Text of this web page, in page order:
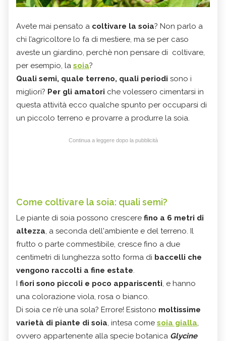
Avete mai pensato a coltivare la soia? Non parlo a
chi l’agricoltore lo fa di mestiere, ma se per caso
aveste un giardino, perchè non pensare di coltivare,
per esempio, la soia?
Quali semi, quale terreno, quali periodi sono i
migliori? Per gli amatori che volessero cimentarsi in
questa attività ecco qualche spunto per occuparsi di
un piccolo terreno e provarre a produrre la soia.
Continua a leggere dopo la pubblicità
Come coltivare la soia: quali semi?
Le piante di soia possono crescere fino a 6 metri di
altezza, a seconda dell'ambiente e del terreno. Il
frutto o parte commestibile, cresce fino a due
centimetri di lunghezza sotto forma di baccelli che
vengono raccolti a fine estate.
I fiori sono piccoli e poco appariscenti, e hanno
una colorazione viola, rosa o bianco.
Di soia ce n’è una sola? Errore! Esistono moltissime
varietà di piante di soia, intesa come soia gialla,
ovvero appartenente alla specie botanica Glycine